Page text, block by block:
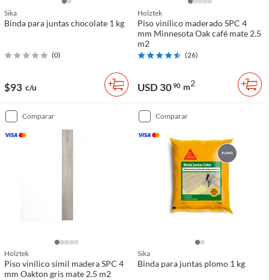
Sika
Binda para juntas chocolate 1 kg
(0)
$93 c/u
Holztek
Piso vinílico maderado SPC 4
mm Minnesota Oak café mate 2.5
m2
(26)
USD 3090 m2
comparar
Holztek
Piso vinílico símil madera SPC 4
mm Oakton gris mate 2.5 m2
comparar
Sika
Binda para juntas plomo 1 kg